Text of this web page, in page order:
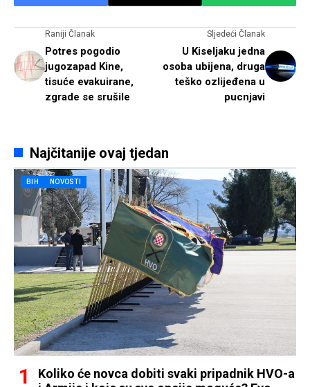
Raniji Članak
Potres pogodio
jugozapad Kine,
tisuće evakuirane,
zgrade se srušile
Sljedeći Članak
U Kiseljaku jedna
osoba ubijena, druga
teško ozlijeđena u
pucnjavi
Najčitanije ovaj tjedan
BIH NOVOSTI
Koliko će novca dobiti svaki pripadnik HVO-a